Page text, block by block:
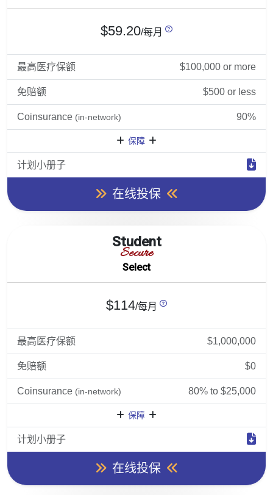
$59.20/每月
最高医疗保额 $100,000 or more
免赔额 $500 or less
Coinsurance (in-network) 90%
保障
计划小册子
在线投保
Student
Secure
Select
$114/每月
最高医疗保额 $1,000,000
免赔额 $0
Coinsurance (in-network) 80% to $25,000
保障
计划小册子
在线投保